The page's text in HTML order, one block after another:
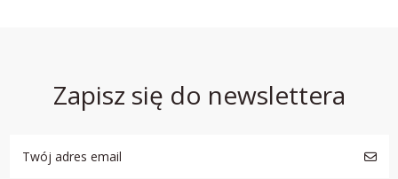
Zapisz się do newslettera